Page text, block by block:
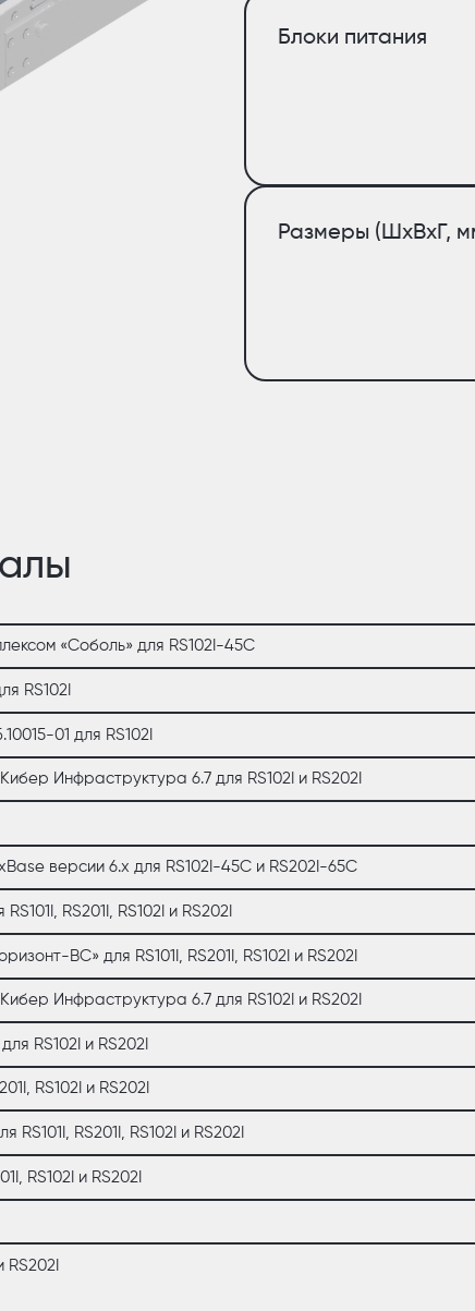
Блоки питания
Размеры (ШхВхГ,
«Соболь» для RS102I-45С
RS102I
01 для RS102I
Инфраструктура 6.7 для RS102I и RS202I
версии 6.x для RS102I-45C и RS202I-65C
RS201I, RS102I и RS202I
ВС» для RS101I, RS201I, RS102I и RS202I
Инфраструктура 6.7 для RS102I и RS202I
RS102I и RS202I
RS102I и RS202I
RS201I, RS102I и RS202I
RS102I и RS202I